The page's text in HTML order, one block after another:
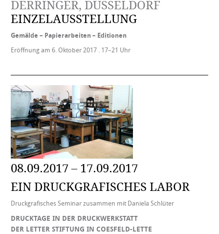
DERRINGER, DÜSSELDORF
EINZELAUSSTELLUNG
Gemälde – Papierarbeiten – Editionen
Eröffnung am 6. Oktober 2017 . 17–21 Uhr
08.09.2017 – 17.09.2017
EIN DRUCKGRAFISCHES LABOR
Druckgrafisches Seminar zusammen mit Daniela Schlüter
DRUCKTAGE IN DER DRUCKWERKSTATT
DER LETTER STIFTUNG IN COESFELD-LETTE